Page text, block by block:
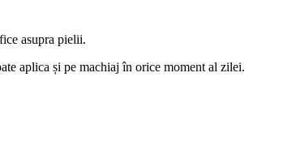
asupra pielii.
aplica și pe machiaj în orice moment al zilei.